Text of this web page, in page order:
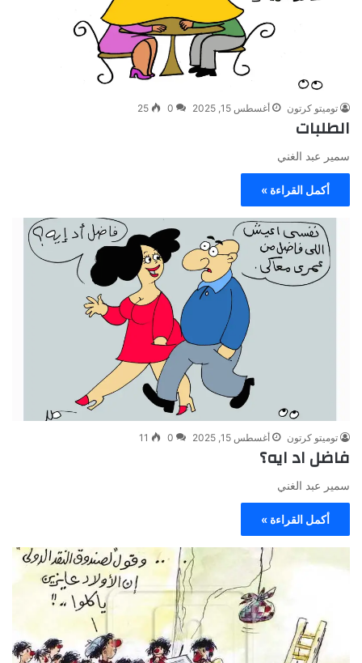
توميتو كرتون أغسطس 15, 2025 0
25
الطلبات
سمير عبد الغني
أكمل القراءة »
توميتو كرتون أغسطس 15, 2025 0
11
فاضل اد ايه؟
سمير عبد الغني
أكمل القراءة »